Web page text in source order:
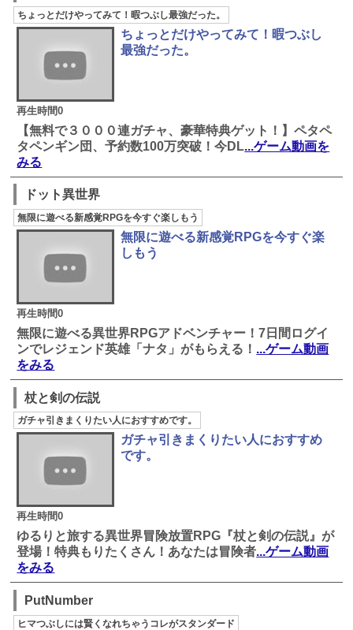
ちょっとだけやってみて！暇つぶし最強だった。
再生時間0
ちょっとだけやってみて！暇つぶし
最強だった。
【無料で３０００連ガチャ、豪華特典ゲット！】ペタペ
タペンギン団、予約数100万突破！今DL...ゲーム動画を
みる
ドット異世界
無限に遊べる新感覚RPGを今すぐ楽しもう
再生時間0
無限に遊べる新感覚RPGを今すぐ楽
しもう
無限に遊べる異世界RPGアドベンチャー！7日間ログイ
ンでレジェンド英雄「ナタ」がもらえる！ ...ゲーム動画
をみる
杖と剣の伝説
ガチャ引きまくりたい人におすすめです。
再生時間0
ガチャ引きまくりたい人におすすめ
です。
ゆるりと旅する異世界冒険放置RPG『杖と剣の伝説』が
登場！特典もりたくさん！あなたは冒険者...ゲーム動画
をみる
PutNumber
ヒマつぶしには賢くなれちゃうコレがスタンダード